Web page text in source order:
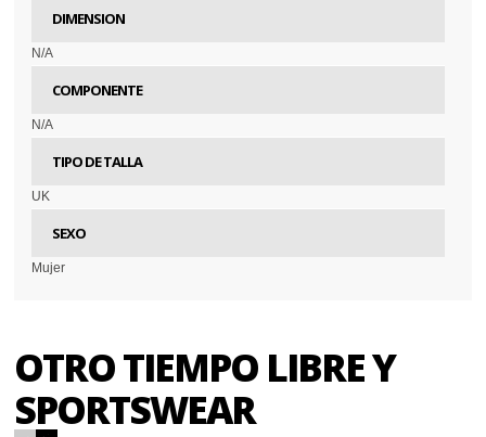
DIMENSION
N/A
COMPONENTE
N/A
TIPO DE TALLA
UK
SEXO
Mujer
OTRO TIEMPO LIBRE Y
SPORTSWEAR